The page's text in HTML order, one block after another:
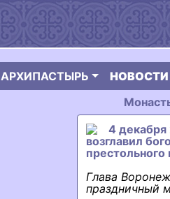
АРХИПАСТЫРЬ НОВОСТИ
4
возглавил
престольного
Глава
праздничный